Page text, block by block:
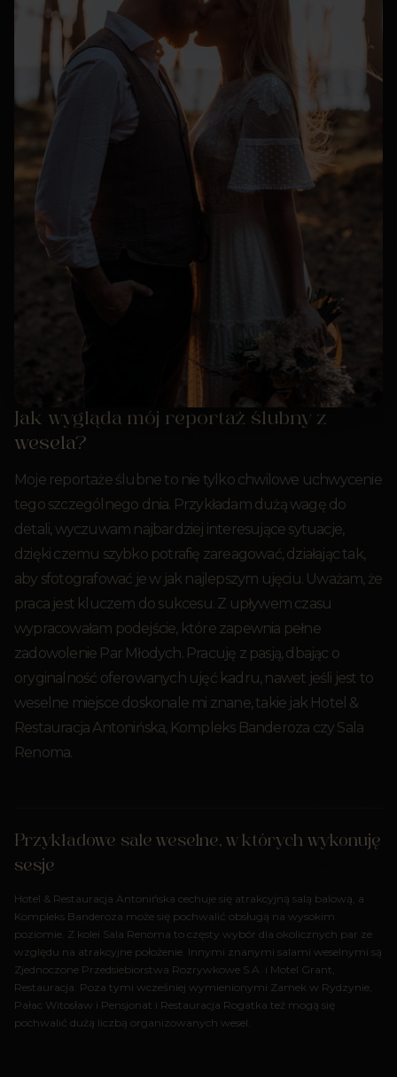
Jak wygląda mój reportaż ślubny z
wesela?
Moje reportaże ślubne to nie tylko chwilowe uchwycenie
tego szczególnego dnia. Przykładam dużą wagę do
detali, wyczuwam najbardziej interesujące sytuacje,
dzięki czemu szybko potrafię zareagować, działając tak,
aby sfotografować je w jak najlepszym ujęciu. Uważam, że
praca jest kluczem do sukcesu. Z upływem czasu
wypracowałam podejście, które zapewnia pełne
zadowolenie Par Młodych. Pracuję z pasją, dbając o
oryginalność oferowanych ujęć kadru, nawet jeśli jest to
weselne miejsce doskonale mi znane, takie jak Hotel &
Restauracja Antonińska, Kompleks Banderoza czy Sala
Renoma.
Przykładowe sale weselne, w których wykonuję
sesje
Hotel & Restauracja Antonińska cechuje się atrakcyjną salą balową, a
Kompleks Banderoza może się pochwalić obsługą na wysokim
poziomie. Z kolei Sala Renoma to częsty wybór dla okolicznych par ze
względu na atrakcyjne położenie. Innymi znanymi salami weselnymi są
Zjednoczone Przedsiebiorstwa Rozrywkowe S.A. i Motel Grant,
Restauracja. Poza tymi wcześniej wymienionymi Zamek w Rydzynie,
Pałac Witosław i Pensjonat i Restauracja Rogatka też mogą się
pochwalić dużą liczbą organizowanych wesel.